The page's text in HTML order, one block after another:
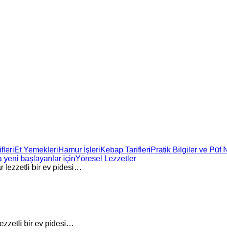
Et YemekleriHamur İşleriKebap TarifleriPratik Bilgiler ve Püf
yeni başlayanlar içinYöresel Lezzetler
bir ev pidesi…